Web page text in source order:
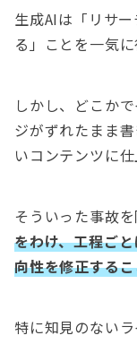
生成AIは「リサ
る」ことを一気に
しかし、どこか
ジがずれたまま
いコンテンツに
そういった事故
をわけ、工程ご
向性を修正する
特に知見のない